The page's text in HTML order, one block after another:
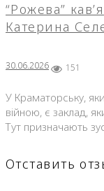
“Рожева”
Катерина
30.06.2026 151
У Краматорську,
війною, є заклад,
Тут призначають
Отставить